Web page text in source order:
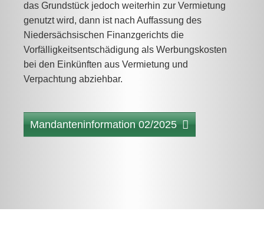
das Grundstück jedoch weiterhin zur Vermietung
genutzt wird, dann ist nach Auffassung des
Niedersächsischen Finanzgerichts die
Vorfälligkeitsentschädigung als Werbungskosten
bei den Einkünften aus Vermietung und
Verpachtung abziehbar.
Mandanteninformation 02/2025